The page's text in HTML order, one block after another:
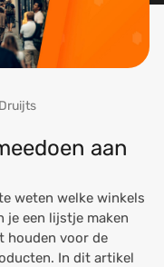
aan
weten welke winkels
je een lijstje maken
houden voor de
In dit artikel